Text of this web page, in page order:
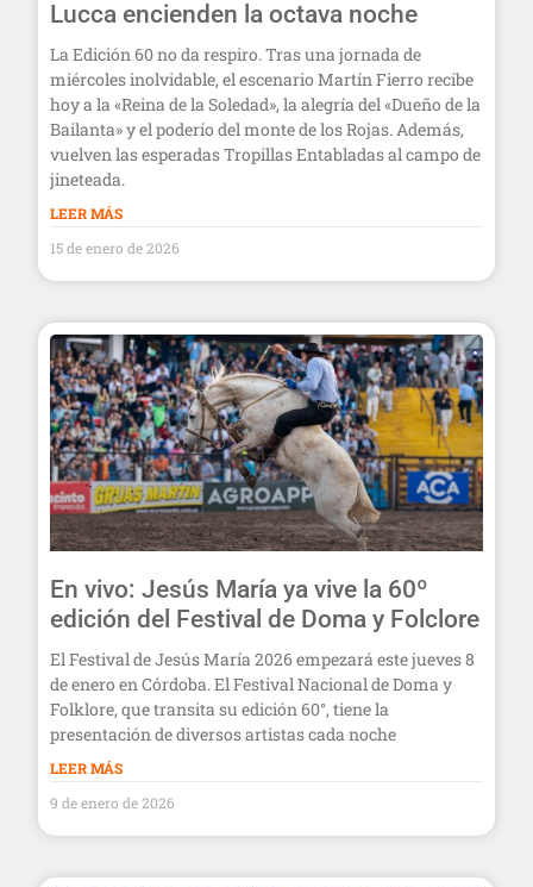
Lucca encienden la octava noche
La Edición 60 no da respiro. Tras una jornada de
miércoles inolvidable, el escenario Martín Fierro recibe
hoy a la «Reina de la Soledad», la alegría del «Dueño de la
Bailanta» y el poderío del monte de los Rojas. Además,
vuelven las esperadas Tropillas Entabladas al campo de
jineteada.
LEER MÁS
15 de enero de 2026
En vivo: Jesús María ya vive la 60º
edición del Festival de Doma y Folclore
El Festival de Jesús María 2026 empezará este jueves 8
de enero en Córdoba. El Festival Nacional de Doma y
Folklore, que transita su edición 60°, tiene la
presentación de diversos artistas cada noche
LEER MÁS
9 de enero de 2026